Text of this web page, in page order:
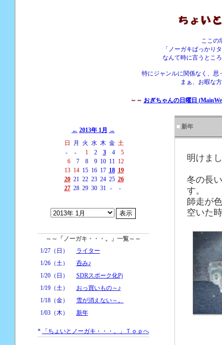
ここの
「ノーガキばっかり
なんて時に言うとこ
特にジャンルに関係なく、思
まぁ、お暇な
～～ おぎちゃんの日曜日
← 2013年 1月 →
日
月 火 水 木 金 土
-
- 1 2 3 4
5
6
7 8 9 10 11 12
13 14 15 16 17 18 19
20 21 22 23 24 25 26
27 28 29 30 31 - -
～～「ノーガキ・・・。」一覧～～
1/27（日）
ライター
1/26（土）
呑み♪
1/20（日）
SDRスポーク化Pj
1/19（土）
おっ買いもの～♪
1/18（金）
雪が消えない～。
1/03（木）
新年
* 「ちょいとノーガキ・・・。」Ｔｏｐへ
■ 新年
明けま
冬の長
す。
師走が
空いた